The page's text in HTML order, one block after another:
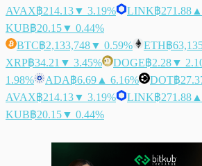
AVAX฿214.13▼ 3.19% LINK฿271.88
KUB฿20.15▼ 0.44%
BTC฿2,133,748▼ 0.59% ETH฿
XRP฿34.21 ▼ 3.45% DOGE฿2.28▼
1.98%
ADA฿6.69 ▲ 6.16% DOT฿
AVAX฿214.13▼ 3.19% LINK฿271.88
KUB฿20.15▼ 0.44%